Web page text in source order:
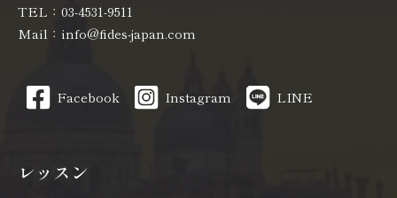
TEL：03-4531-9511
Mail：info@fides-japan.com
Facebook Instagram LINE
レッスン